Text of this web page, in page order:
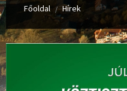
Főoldal / Hírek